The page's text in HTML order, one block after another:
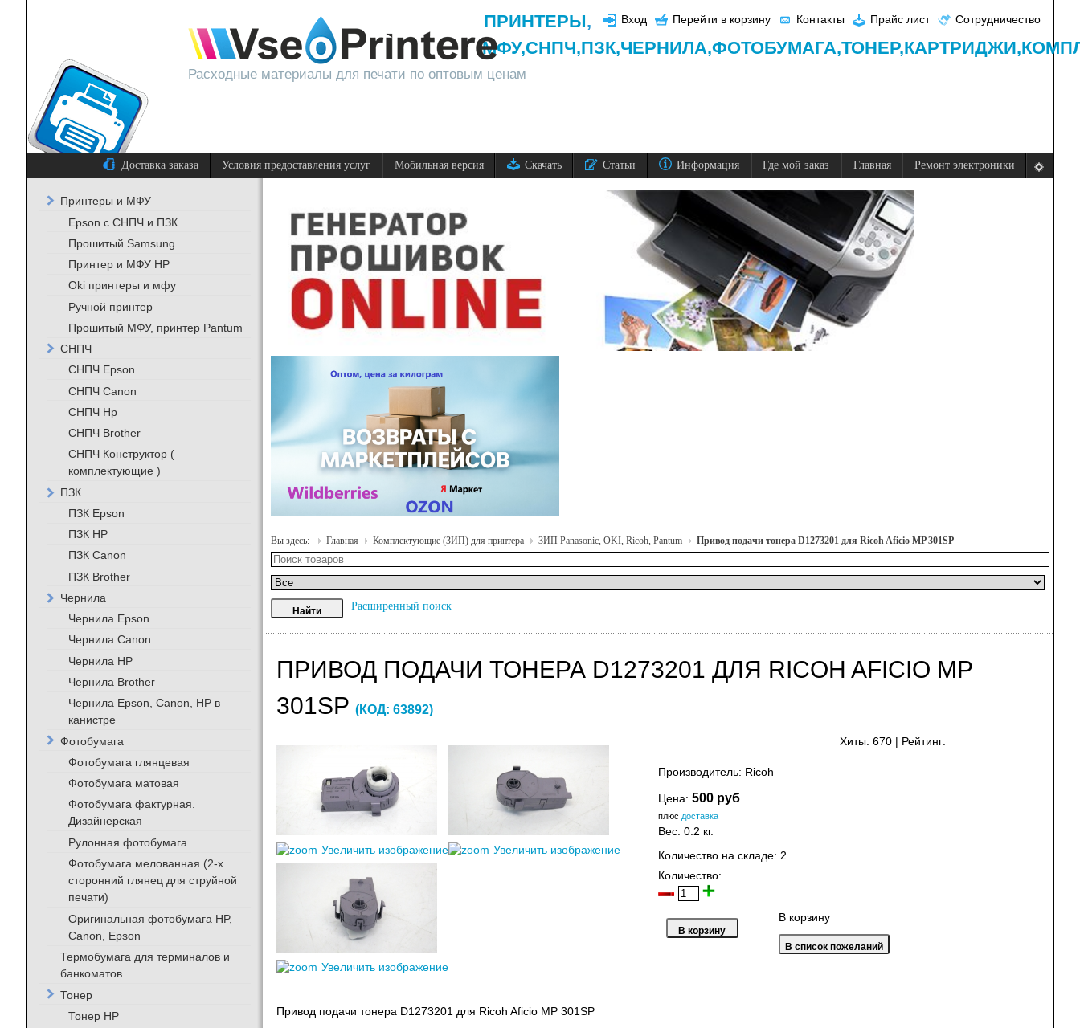
Расходные материалы для печати по оптовым ценам
Вход Перейти в корзину Контакты Прайс лист Сотрудничество
ПРИНТЕРЫ,
МФУ,СНПЧ,ПЗК,ЧЕРНИЛА,ФОТОБУМАГА,ТОНЕР,КАРТРИДЖИ,
Доставка заказа Условия предоставления услуг Мобильная версия Скачать Статьи Информация Где мой заказ Главная Ремонт электроники
Вы здесь: Главная Комплектующие (ЗИП) для принтера ЗИП Panasonic, OKI, Ricoh, Pantum Привод подачи тонера D1273201 для Ricoh Aficio MP 301SP
Расширенный поиск
ПРИВОД ПОДАЧИ ТОНЕРА D1273201 ДЛЯ RICOH AFICIO MP
301SP (КОД: 63892)
Хиты: 670 Рейтинг:
Увеличить изображение Увеличить изображение
Увеличить изображение
Производитель: Ricoh
Цена: 500 руб
плюс доставка
Вес: 0.2 кг.
Количество на складе: 2
Количество:
В корзину
Привод подачи тонера D1273201 для Ricoh Aficio MP 301SP
Принтеры и МФУ
Epson с СНПЧ и ПЗК
Прошитый Samsung
Принтер и МФУ HP
Oki принтеры и мфу
Ручной принтер
Прошитый МФУ, принтер Pantum
СНПЧ
СНПЧ Epson
СНПЧ Canon
СНПЧ Hp
СНПЧ Brother
СНПЧ Конструктор (
комплектующие )
ПЗК
ПЗК Epson
ПЗК HP
ПЗК Canon
ПЗК Brother
Чернила
Чернила Epson
Чернила Canon
Чернила HP
Чернила Brother
Чернила Epson, Canon, HP в
канистре
Фотобумага
Фотобумага глянцевая
Фотобумага матовая
Фотобумага фактурная.
Дизайнерская
Рулонная фотобумага
Фотобумага мелованная (2-х
сторонний глянец для струйной
печати)
Оригинальная фотобумага HP,
Canon, Epson
Термобумага для терминалов и
банкоматов
Тонер
Тонер HP